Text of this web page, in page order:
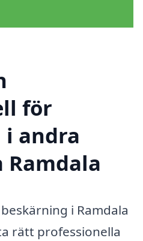
för
andra
i Ramdala
rätt professionella